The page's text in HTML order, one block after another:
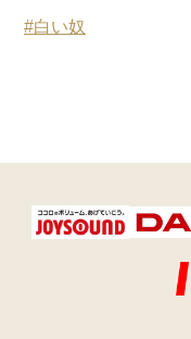
#白い奴